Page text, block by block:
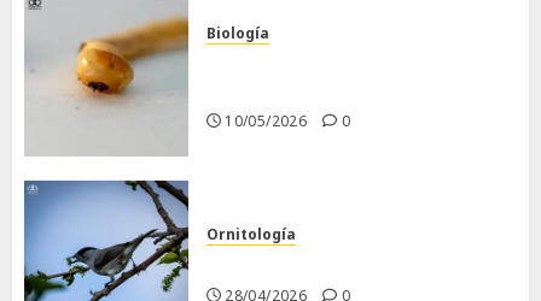
Biología
10/05/2026 0
Ornitología
28/04/2026 0